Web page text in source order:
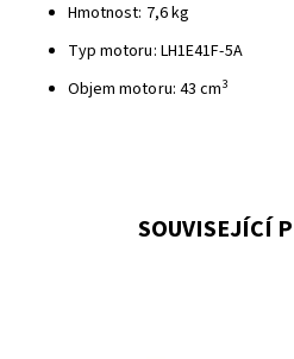
Hmotnost: 7,6 kg
Typ motoru: LH1E41F-5A
Objem motoru: 43 cm3
SOUVISEJÍCÍ